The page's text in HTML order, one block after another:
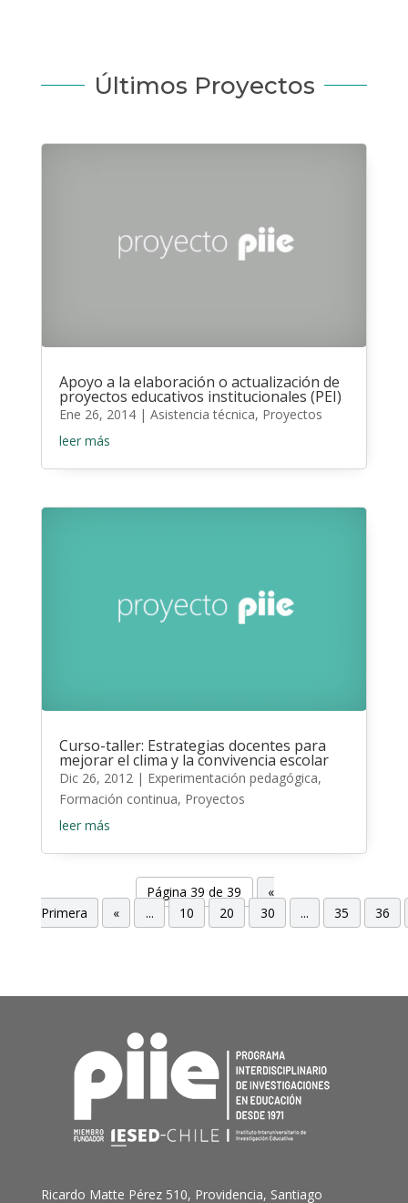
Últimos Proyectos
Apoyo a la elaboración o actualización de
proyectos educativos institucionales (PEI)
Ene 26, 2014| Asistencia técnica, Proyectos
leer más
Curso-taller: Estrategias docentes para
mejorar el clima y la convivencia escolar
Dic 26, 2012| Experimentación pedagógica,
Formación continua, Proyectos
leer más
Página 39 de 39
«
Primera
« ... 10 20 30 ... 35 36
Ricardo Matte Pérez 510, Providencia, Santiago